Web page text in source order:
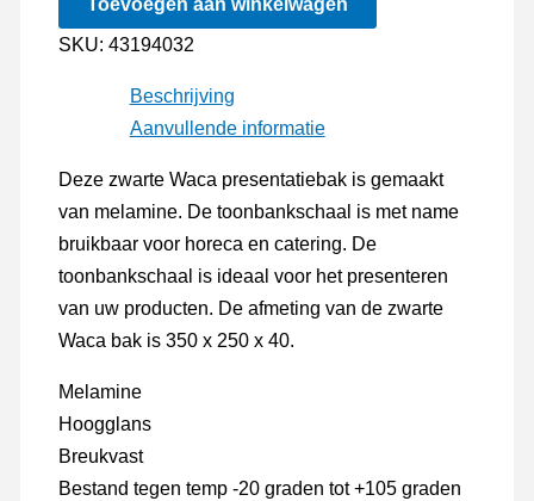
x
zwart
aantal
Toevoegen aan winkelwagen
SKU: 43194032
Beschrijving
Aanvullende informatie
Deze zwarte Waca presentatiebak is gemaakt
van melamine. De toonbankschaal is met name
bruikbaar voor horeca en catering. De
toonbankschaal is ideaal voor het presenteren
van uw producten. De afmeting van de zwarte
Waca bak is 350 x 250 x 40.
Melamine
Hoogglans
Breukvast
Bestand tegen temp -20 graden tot +105 graden